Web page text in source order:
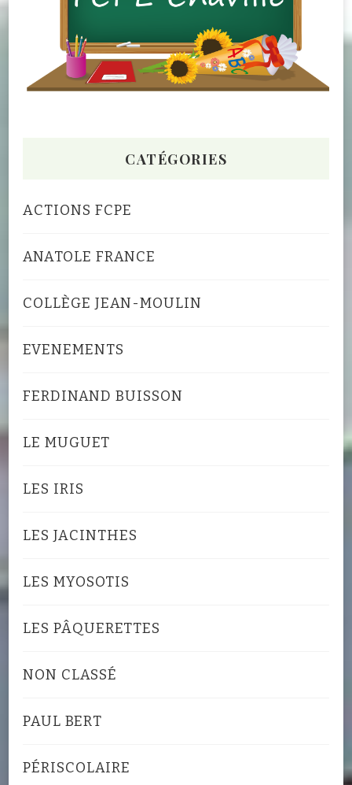
CATÉGORIES
ACTIONS FCPE
ANATOLE FRANCE
COLLÈGE JEAN-MOULIN
EVENEMENTS
FERDINAND BUISSON
LE MUGUET
LES IRIS
LES JACINTHES
LES MYOSOTIS
LES PÂQUERETTES
NON CLASSÉ
PAUL BERT
PÉRISCOLAIRE